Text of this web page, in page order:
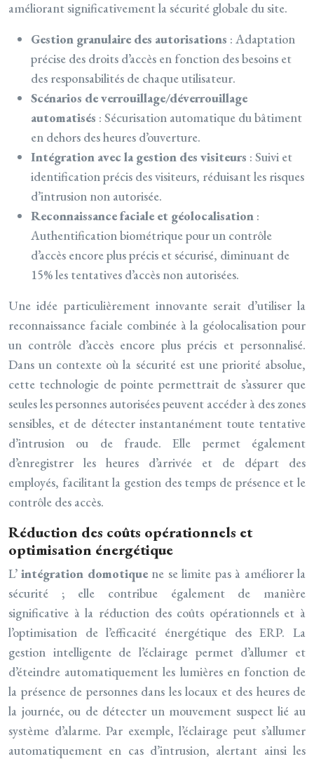
améliorant significativement la sécurité globale du site.
Gestion granulaire des autorisations : Adaptation
précise des droits d’accès en fonction des besoins et
des responsabilités de chaque utilisateur.
Scénarios de verrouillage/déverrouillage
automatisés : Sécurisation automatique du bâtiment
en dehors des heures d’ouverture.
Intégration avec la gestion des visiteurs : Suivi et
identification précis des visiteurs, réduisant les risques
d’intrusion non autorisée.
Reconnaissance faciale et géolocalisation :
Authentification biométrique pour un contrôle
d’accès encore plus précis et sécurisé, diminuant de
15% les tentatives d’accès non autorisées.
Une idée particulièrement innovante serait d’utiliser la
reconnaissance faciale combinée à la géolocalisation pour
un contrôle d’accès encore plus précis et personnalisé.
Dans un contexte où la sécurité est une priorité absolue,
cette technologie de pointe permettrait de s’assurer que
seules les personnes autorisées peuvent accéder à des zones
sensibles, et de détecter instantanément toute tentative
d’intrusion ou de fraude. Elle permet également
d’enregistrer les heures d’arrivée et de départ des
employés, facilitant la gestion des temps de présence et le
contrôle des accès.
Réduction des coûts opérationnels et
optimisation énergétique
L’intégration domotique ne se limite pas à améliorer la
sécurité ; elle contribue également de manière
significative à la réduction des coûts opérationnels et à
l’optimisation de l’efficacité énergétique des ERP. La
gestion intelligente de l’éclairage permet d’allumer et
d’éteindre automatiquement les lumières en fonction de
la présence de personnes dans les locaux et des heures de
la journée, ou de détecter un mouvement suspect lié au
système d’alarme. Par exemple, l’éclairage peut s’allumer
automatiquement en cas d’intrusion, alertant ainsi les